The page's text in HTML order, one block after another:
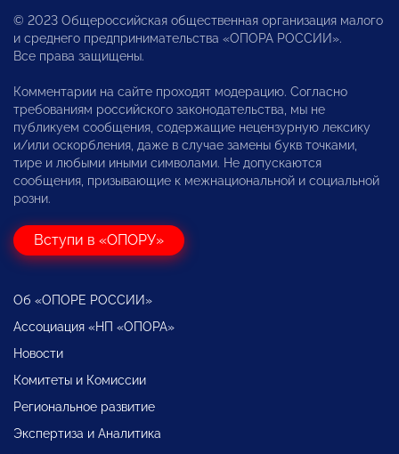
© 2023 Общероссийская общественная организация малого
и среднего предпринимательства «ОПОРА РОССИИ».
Все права защищены.
Комментарии на сайте проходят модерацию. Согласно
требованиям российского законодательства, мы не
публикуем сообщения, содержащие нецензурную лексику
и/или оскорбления, даже в случае замены букв точками,
тире и любыми иными символами. Не допускаются
сообщения, призывающие к межнациональной и социальной
розни.
Вступи в «ОПОРУ»
Об «ОПОРЕ РОССИИ»
Ассоциация «НП «ОПОРА»
Новости
Комитеты и Комиссии
Региональное развитие
Экспертиза и Аналитика